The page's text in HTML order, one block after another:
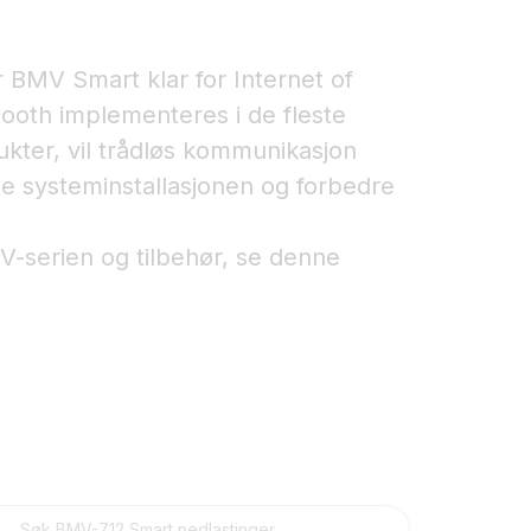
Smart klar for Internet of
implementeres i de fleste
vil trådløs kommunikasjon
systeminstallasjonen og forbedre
serien og tilbehør, se denne